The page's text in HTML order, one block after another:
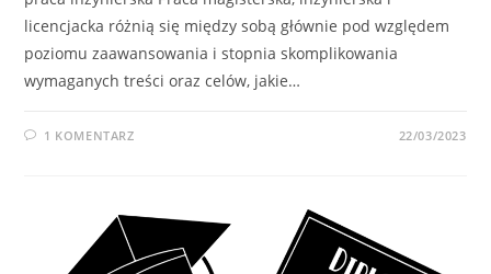
licencjacka różnią się między sobą głównie pod względem
poziomu zaawansowania i stopnia skomplikowania
wymaganych treści oraz celów, jakie…
1 KOMENTARZ 22/03/2023